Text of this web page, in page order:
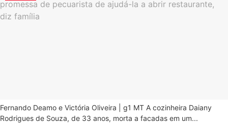
Fernando Deamo e Victória Oliveira | g1 MT A cozinheira Daiany
Rodrigues de Souza, de 33 anos, morta a facadas em um...